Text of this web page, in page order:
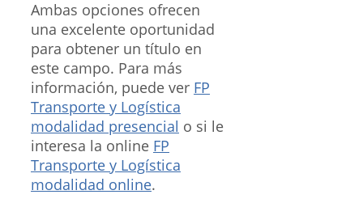
Ambas opciones ofrecen
una excelente oportunidad
para obtener un título en
este campo. Para más
información, puede ver FP
Transporte y Logística
modalidad presencial o si le
interesa la online FP
Transporte y Logística
modalidad online.